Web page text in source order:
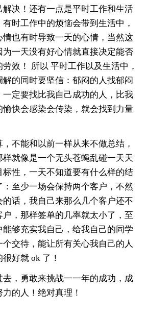
决！还有一点是平时工作和生活
时工作中的烦恼会带到生活中，
也有时导致一天的心情，当然这
一天没有好心情就直接决定能否
效！ 所以 平时工作以及生活中，
的同时要坚信：郁闷的人找郁闷
一定要找比我自己成功的人，比我
愉快会感染会传染，就会找到力量
不能和以前一样从来不做总结，
样就像是一个无头苍蝇乱碰一天天
标性，一天不知道要有什么样的结
至少一场会保持两个客户，不然
话，我自己来那么几个客户还不
，那样签单的几率就太小了，至
够充实我自己，给我自己的同学
交待，能让所有关心我自己的人
好就 ok 了！
去，勇敢来挑战一一年的成功，成
的人！绝对真理！